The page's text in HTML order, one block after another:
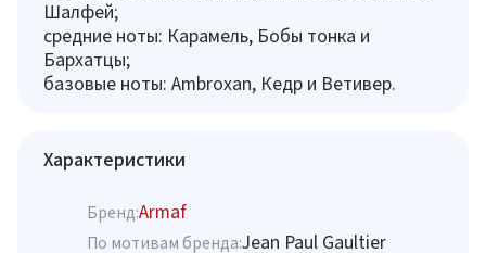
Шалфей;
средние ноты: Карамель, Бобы тонка и
Бархатцы;
базовые ноты: Ambroxan, Кедр и Ветивер.
Характеристики
Бренд:Armaf
По мотивам бренда:Jean Paul Gaultier